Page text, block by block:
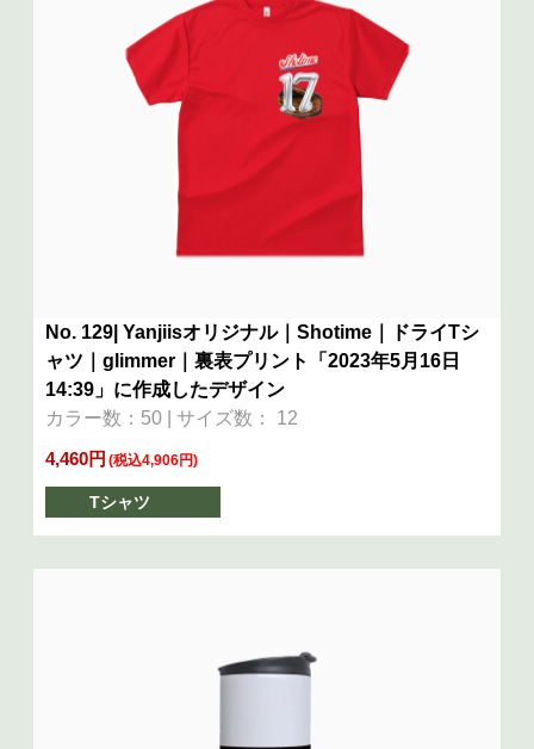
No. 129| Yanjiisオリジナル｜Shotime｜ドライTシ
ャツ｜glimmer｜裏表プリント「2023年5月16日
14:39」に作成したデザイン
カラー数：50 | サイズ数： 12
4,460円 (税込4,906円)
Tシャツ